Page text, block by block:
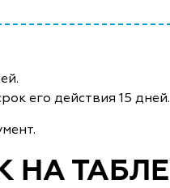
его действия 15 дней.
НА